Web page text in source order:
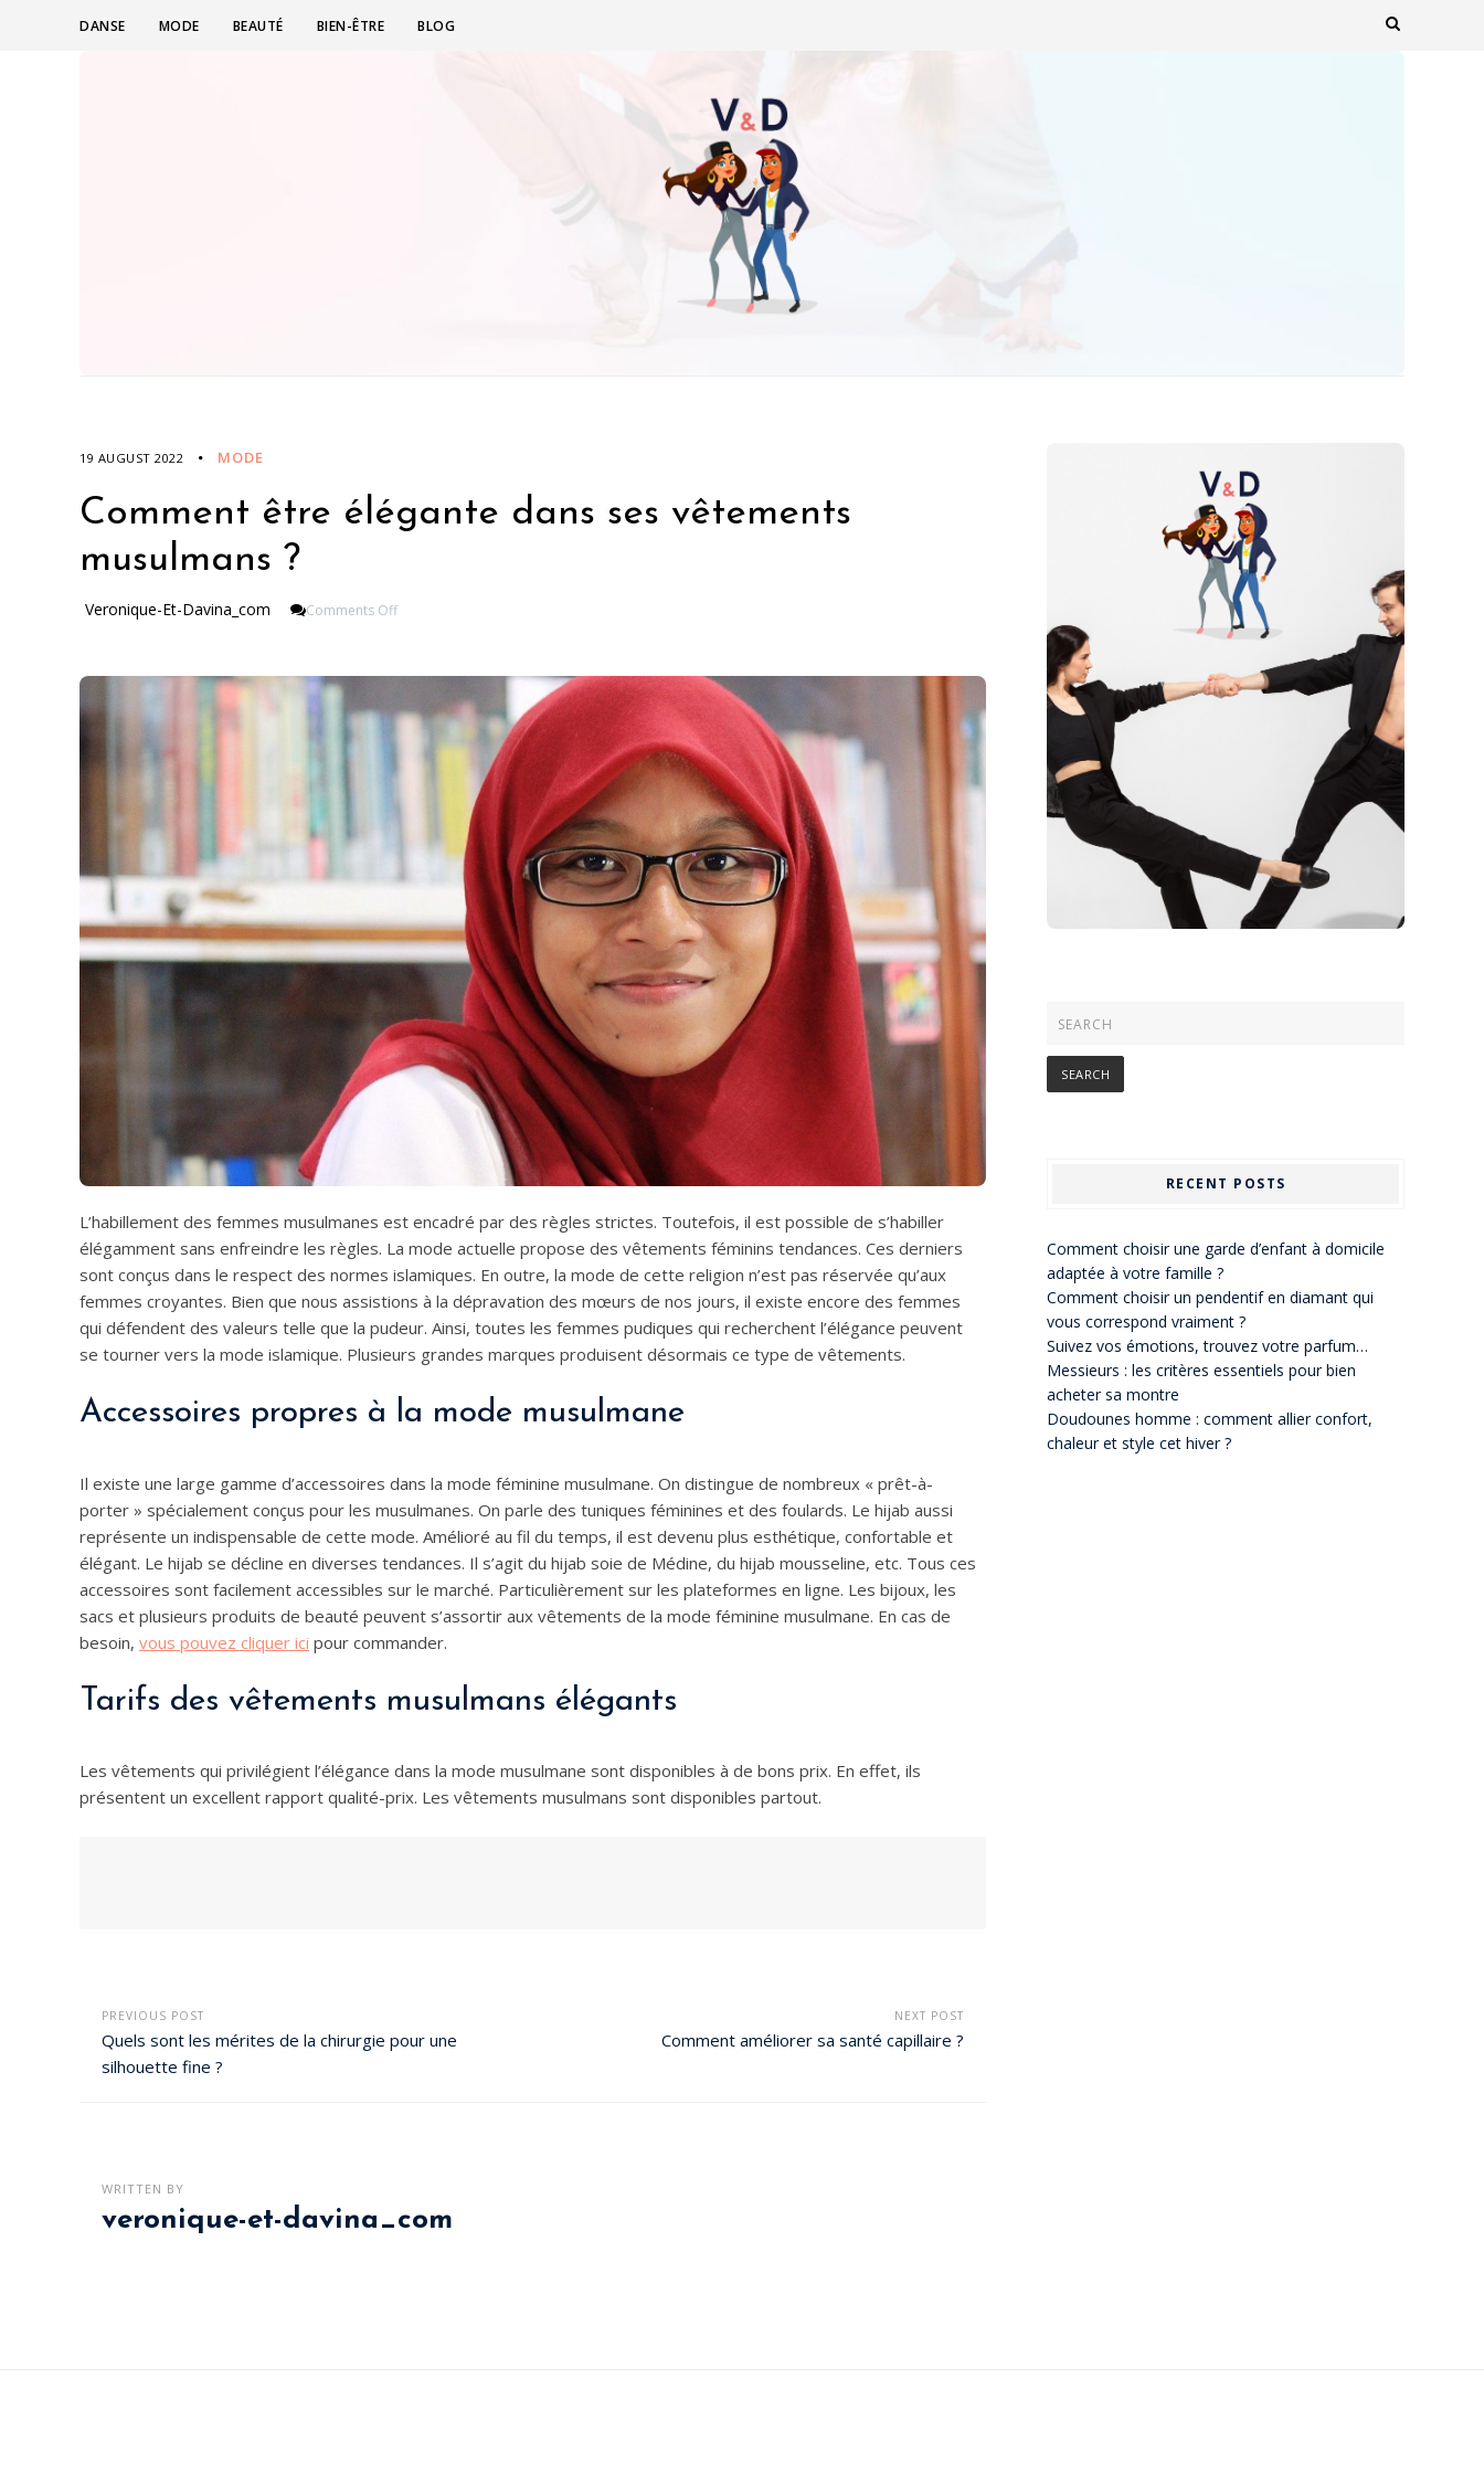
DANSE MODE BEAUTÉ BIEN-ÊTRE BLOG
19 AUGUST 2022 MODE
Comment être élégante dans ses vêtements
musulmans ?
Veronique-Et-Davina_com Comments OffOn
Ses
?
L’habillement des femmes musulmanes est encadré par des règles strictes. Toutefois, il est possible de s’habiller
élégamment sans enfreindre les règles. La mode actuelle propose des vêtements féminins tendances. Ces derniers
sont conçus dans le respect des normes islamiques. En outre, la mode de cette religion n’est pas réservée qu’aux
femmes croyantes. Bien que nous assistions à la dépravation des mœurs de nos jours, il existe encore des femmes
qui défendent des valeurs telle que la pudeur. Ainsi, toutes les femmes pudiques qui recherchent l’élégance peuvent
se tourner vers la mode islamique. Plusieurs grandes marques produisent désormais ce type de vêtements.
Accessoires propres à la mode musulmane
Il existe une large gamme d’accessoires dans la mode féminine musulmane. On distingue de nombreux « prêt-à-
porter » spécialement conçus pour les musulmanes. On parle des tuniques féminines et des foulards. Le hijab aussi
représente un indispensable de cette mode. Amélioré au fil du temps, il est devenu plus esthétique, confortable et
élégant. Le hijab se décline en diverses tendances. Il s’agit du hijab soie de Médine, du hijab mousseline, etc. Tous ces
accessoires sont facilement accessibles sur le marché. Particulièrement sur les plateformes en ligne. Les bijoux, les
sacs et plusieurs produits de beauté peuvent s’assortir aux vêtements de la mode féminine musulmane. En cas de
besoin, vous pouvez cliquer ici pour commander.
Tarifs des vêtements musulmans élégants
Les vêtements qui privilégient l’élégance dans la mode musulmane sont disponibles à de bons prix. En effet, ils
présentent un excellent rapport qualité-prix. Les vêtements musulmans sont disponibles partout.
PREVIOUS POST
Quels sont les mérites de la chirurgie pour une
silhouette fine ?
NEXT POST
Comment améliorer sa santé capillaire ?
WRITTEN BY
veronique-et-davina_com
RECENT POSTS
Comment choisir une garde d’enfant à domicile
adaptée à votre famille ?
Comment choisir un pendentif en diamant qui
vous correspond vraiment ?
Suivez vos émotions, trouvez votre parfum…
Messieurs : les critères essentiels pour bien
acheter sa montre
Doudounes homme : comment allier confort,
chaleur et style cet hiver ?